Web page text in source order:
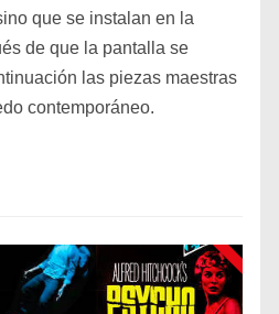
que se instalan en la
de que la pantalla se
las piezas maestras
contemporáneo.